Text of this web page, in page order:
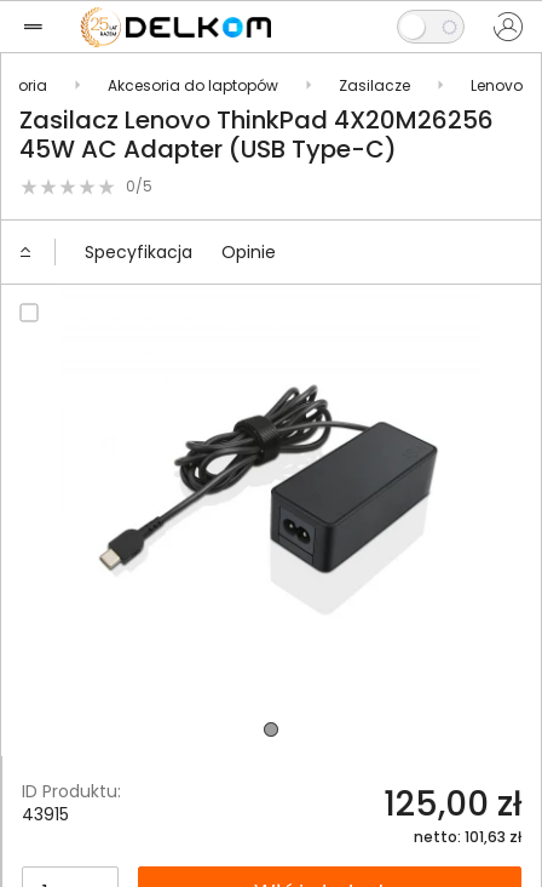
Akcesoria do laptopów Zasilacze Lenovo
Zasilacz Lenovo ThinkPad 4X20M26256
45W AC Adapter (USB Type-C)
0/5
Specyfikacja Opinie
ID Produktu:
43915
125,00 zł
netto: 101,63 zł
__B2C.PRODUCT.QUANTITY